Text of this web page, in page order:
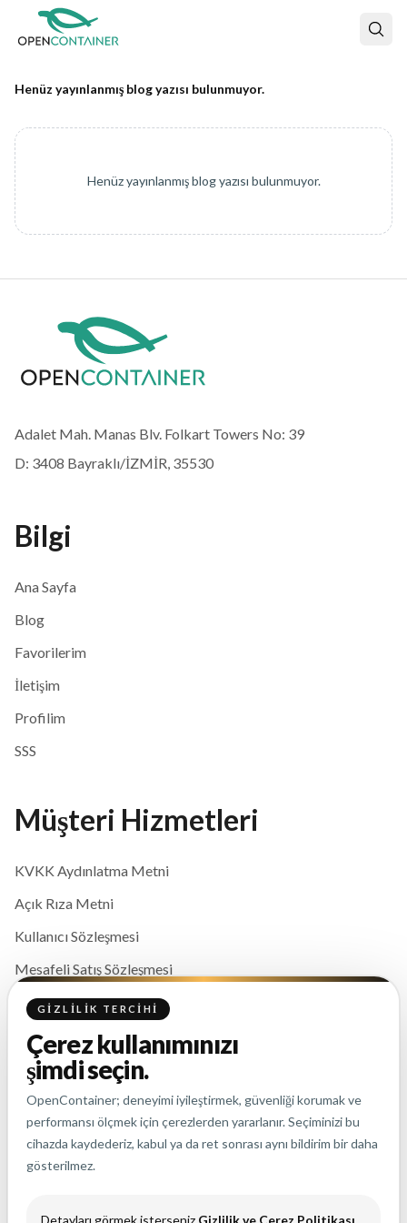
Henüz yayınlanmış blog yazısı bulunmuyor.
Henüz yayınlanmış blog yazısı bulunmuyor.
Adalet Mah. Manas Blv. Folkart Towers No: 39
D: 3408 Bayraklı/İZMİR, 35530
Bilgi
Ana Sayfa
Blog
Favorilerim
İletişim
Profilim
SSS
Müşteri Hizmetleri
KVKK Aydınlatma Metni
Açık Rıza Metni
Kullanıcı Sözleşmesi
Mesafeli Satış Sözleşmesi
Gizlilik ve Çerez Politikası
İletişim
info@opencontainer.co
+90 (850) 346 07 25
GIZLILIK TERCIHI
Çerez kullanımınızı
şimdi seçin.
OpenContainer; deneyimi iyileştirmek, güvenliği korumak ve
performansı ölçmek için çerezlerden yararlanır. Seçiminizi bu
cihazda kaydederiz, kabul ya da ret sonrası aynı bildirim bir daha
gösterilmez.
Detayları görmek isterseniz Gizlilik ve Çerez Politikası